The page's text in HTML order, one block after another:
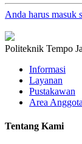
Anda harus masuk
Politeknik Tempo
Informasi
Layanan
Pustakawan
Area Anggota
Tentang Kami